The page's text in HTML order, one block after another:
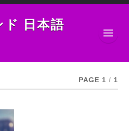
ド 日本語
PAGE 1 / 1